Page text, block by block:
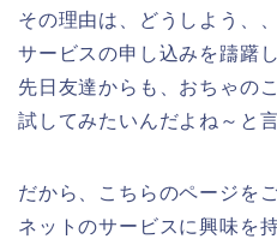
その理由は、どうしよう、
サービスの申し込みを躊躇
先日友達からも、おちゃの
試してみたいんだよね～と
だから、こちらのページを
ネットのサービスに興味を